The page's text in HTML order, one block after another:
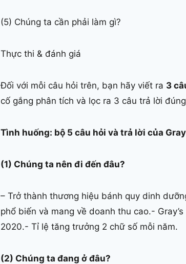
(5) Chúng ta cần phải làm gì?
Thực thi & đánh giá
Đối với mỗi câu hỏi trên, bạn hãy viết ra 3
cố gắng phân tích và lọc ra 3 câu trả lời
Tình huống: bộ 5 câu hỏi và trả lời của
(1) Chúng ta nên đi đến đâu?
– Trở thành thương hiệu bánh quy dinh
phổ biến và mang về doanh thu cao.-
2020.- Tỉ lệ tăng trưởng 2 chữ số mỗi năm.
(2) Chúng ta đang ở đâu?